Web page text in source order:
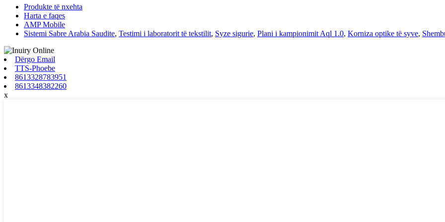
Produkte të nxehta
Harta e faqes
AMP Mobile
Sistemi Sabre Arabia Saudite, Testimi i laboratorit të tekstilit, Syze sigurie, Plani i kampionimit Aql 1.0, Korniza optike të syve,
Dërgo Email
TTS-Phoebe
8613328783951
8613348382260
x